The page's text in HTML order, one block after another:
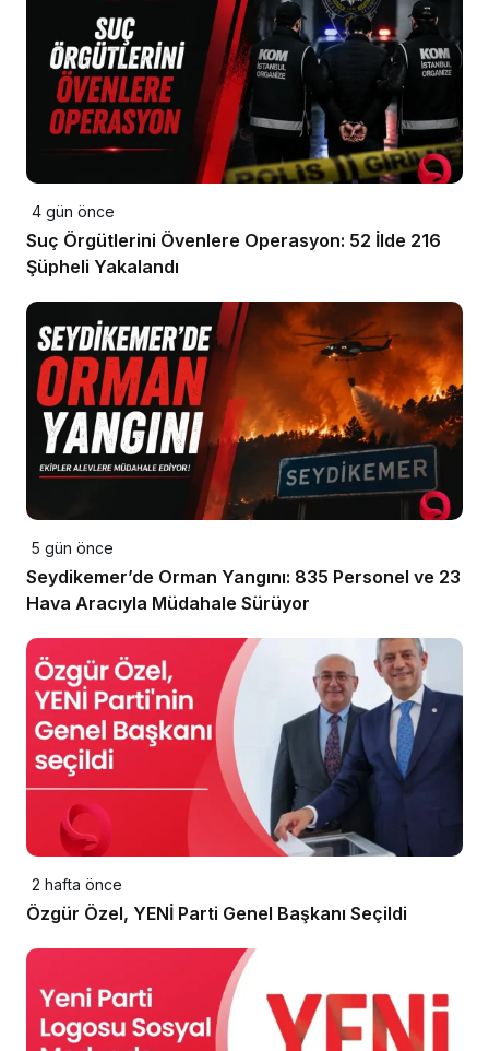
4 gün önce
Suç Örgütlerini Övenlere Operasyon: 52 İlde 216
Şüpheli Yakalandı
5 gün önce
Seydikemer’de Orman Yangını: 835 Personel ve 23
Hava Aracıyla Müdahale Sürüyor
2 hafta önce
Özgür Özel, YENİ Parti Genel Başkanı Seçildi